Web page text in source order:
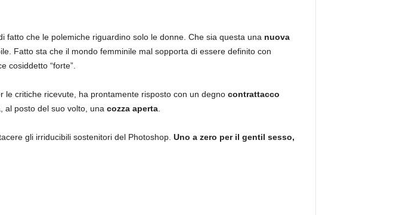
che le polemiche riguardino solo le donne. Che sia questa una nuova
Fatto sta che il mondo femminile mal sopporta di essere definito con
cosiddetto “forte”.
le critiche ricevute, ha prontamente risposto con un degno contrattacco
al posto del suo volto, una cozza aperta.
gli irriducibili sostenitori del Photoshop. Uno a zero per il gentil sesso,